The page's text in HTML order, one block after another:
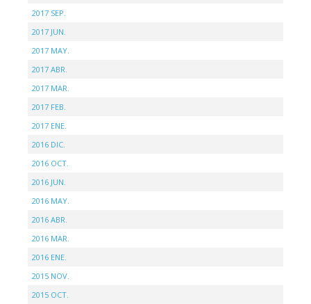
2017 SEP.
2017 JUN.
2017 MAY.
2017 ABR.
2017 MAR.
2017 FEB.
2017 ENE.
2016 DIC.
2016 OCT.
2016 JUN.
2016 MAY.
2016 ABR.
2016 MAR.
2016 ENE.
2015 NOV.
2015 OCT.